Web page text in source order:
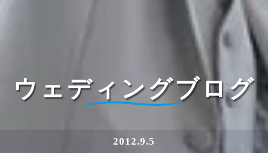
ウェディングブログ
2012.9.5